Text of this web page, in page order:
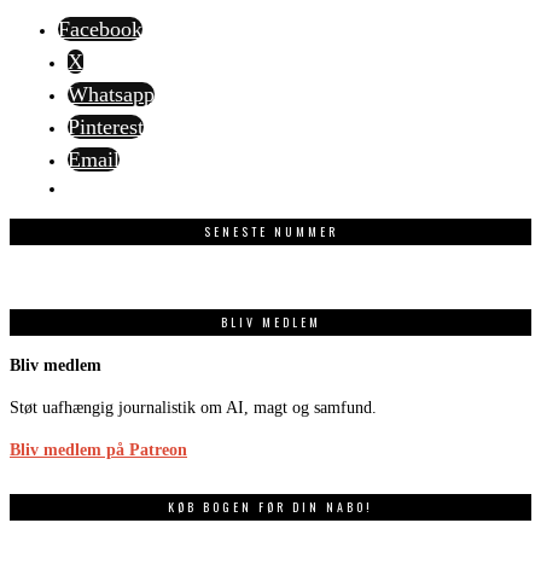
Facebook
X
Whatsapp
Pinterest
Email
SENESTE NUMMER
BLIV MEDLEM
Bliv medlem
Støt uafhængig journalistik om AI, magt og samfund.
Bliv medlem på Patreon
KØB BOGEN FØR DIN NABO!